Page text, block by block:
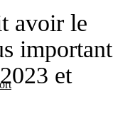
avoir le
important
et